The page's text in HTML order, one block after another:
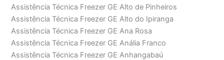
Assistência Técnica Freezer GE Alto de Pinheiros
Assistência Técnica Freezer GE Alto do Ipiranga
Assistência Técnica Freezer GE Ana Rosa
Assistência Técnica Freezer GE Anália Franco
Assistência Técnica Freezer GE Anhangabaú